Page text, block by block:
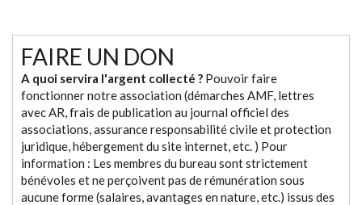
FAIRE UN DON
A quoi servira l'argent collecté ? Pouvoir faire
fonctionner notre association (démarches AMF, lettres
avec AR, frais de publication au journal officiel des
associations, assurance responsabilité civile et protection
juridique, hébergement du site internet, etc. ) Pour
information : Les membres du bureau sont strictement
bénévoles et ne perçoivent pas de rémunération sous
aucune forme (salaires, avantages en nature, etc.) issus des